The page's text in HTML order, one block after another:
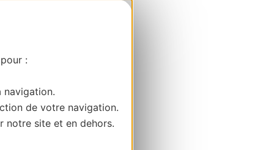
:
navigation.
de votre navigation.
notre site et en dehors.